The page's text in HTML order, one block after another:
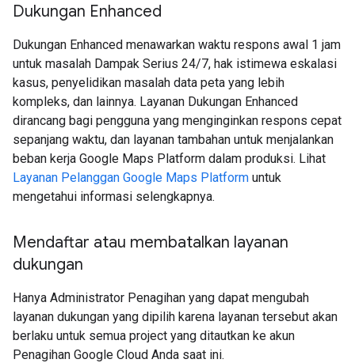
Dukungan Enhanced
Dukungan Enhanced menawarkan waktu respons awal 1 jam
untuk masalah Dampak Serius 24/7, hak istimewa eskalasi
kasus, penyelidikan masalah data peta yang lebih
kompleks, dan lainnya. Layanan Dukungan Enhanced
dirancang bagi pengguna yang menginginkan respons cepat
sepanjang waktu, dan layanan tambahan untuk menjalankan
beban kerja Google Maps Platform dalam produksi. Lihat
Layanan Pelanggan Google Maps Platform untuk
mengetahui informasi selengkapnya.
Mendaftar atau membatalkan layanan
dukungan
Hanya Administrator Penagihan yang dapat mengubah
layanan dukungan yang dipilih karena layanan tersebut akan
berlaku untuk semua project yang ditautkan ke akun
Penagihan Google Cloud Anda saat ini.